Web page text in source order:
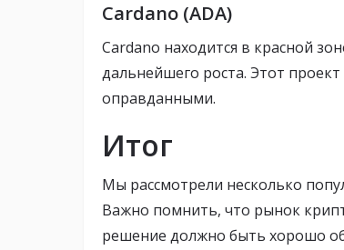
Cardano (ADA)
Cardano находится в красной
дальнейшего роста. Этот
оправданными.
Итог
Мы рассмотрели несколько
Важно помнить, что рынок
решение должно быть хорошо